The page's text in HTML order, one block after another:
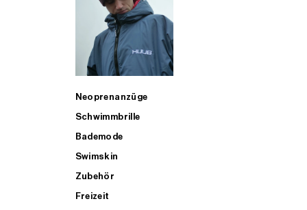
Neoprenanzüge
Schwimmbrille
Bademode
Swimskin
Zubehör
Freizeit